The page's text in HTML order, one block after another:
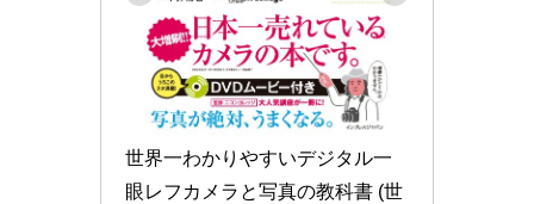
世界一わかりやすいデジタル一
眼レフカメラと写真の教科書 (世